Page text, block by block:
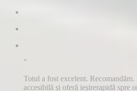
"
Totul a fost excelent. Recomandăm.
accesibilă și oferă ieșirerapidă spre